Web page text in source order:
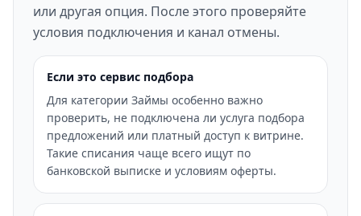
или другая опция. После этого проверяйте
условия подключения и канал отмены.
Если это сервис подбора
Для категории Займы особенно важно
проверить, не подключена ли услуга подбора
предложений или платный доступ к витрине.
Такие списания чаще всего ищут по
банковской выписке и условиям оферты.